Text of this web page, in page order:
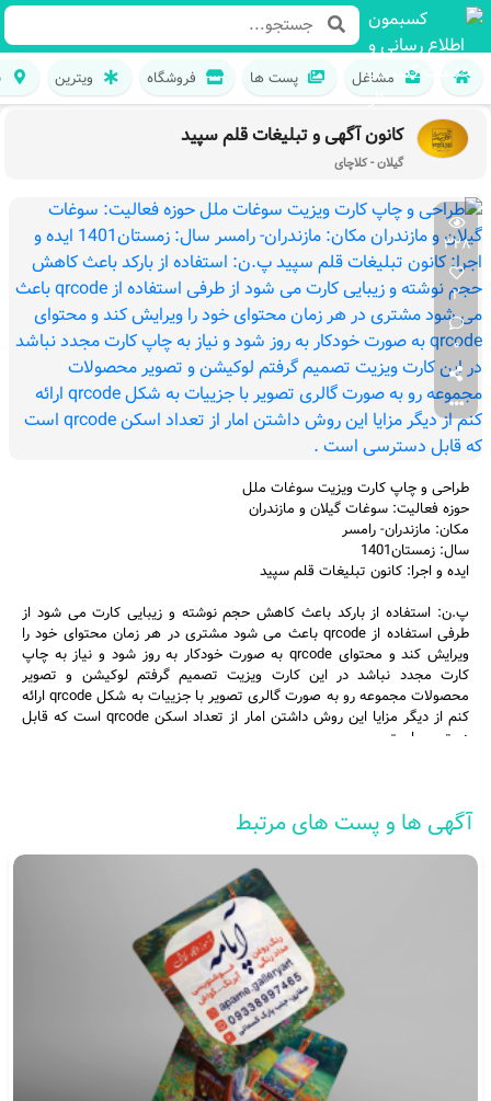
مشاغل پست ها فروشگاه ویترین
کانون آگهی و تبلیغات قلم سپید
گیلان - کلاچای
328
2
0
طراحی و چاپ کارت ویزیت سوغات ملل
حوزه فعالیت: سوغات گیلان و مازندران
مکان: مازندران- رامسر
سال: زمستان1401
ایده و اجرا: کانون تبلیغات قلم سپید
پ.ن: استفاده از بارکد باعث کاهش حجم نوشته و زیبایی کارت می شود از
طرفی استفاده از qrcode باعث می شود مشتری در هر زمان محتوای خود را
ویرایش کند و محتوای qrcode به صورت خودکار به روز شود و نیاز به چاپ
کارت مجدد نباشد در این کارت ویزیت تصمیم گرفتم لوکیشن و تصویر
محصولات مجموعه رو به صورت گالری تصویر با جزییات به شکل qrcode ارائه
کنم از دیگر مزایا این روش داشتن امار از تعداد اسکن qrcode است که قابل
دسترسی است .
#کارت ویزیت
#کارت ویزیت سوغات #قلم سپید
گیلان - کلاچای خیابان شهرداری - پاساژ امیری - طبقه دوم
09115526450, 01342688100, 09379977074
آگهی ها و پست های مرتبط